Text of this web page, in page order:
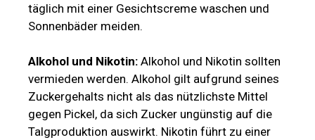
täglich mit einer Gesichtscreme waschen und
Sonnenbäder meiden.
Alkohol und Nikotin: Alkohol und Nikotin sollten
vermieden werden. Alkohol gilt aufgrund seines
Zuckergehalts nicht als das nützlichste Mittel
gegen Pickel, da sich Zucker ungünstig auf die
Talgproduktion auswirkt. Nikotin führt zu einer